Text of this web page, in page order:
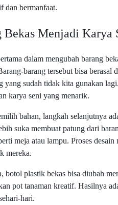
dan bermanfaat.
Bekas Menjadi Karya
dalam mengubah barang
barang tersebut bisa berasal
yang sudah tidak kita gunakan
karya seni yang menarik.
bahan, langkah selanjutnya
suka membuat patung dari
meja atau lampu. Proses
mereka.
botol plastik bekas bisa diubah
pot tanaman kreatif. Hasilnya
hari.